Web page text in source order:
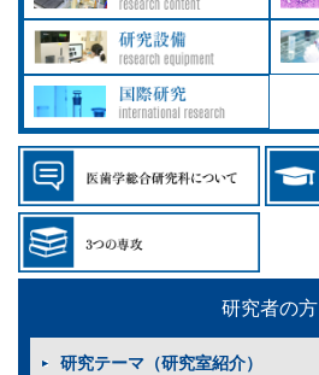
研究者の方
研究テーマ（研究室紹介）